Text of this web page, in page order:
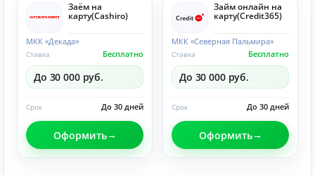
Заём на
карту(Cashiro)
МКК «Декада»
Бесплатно
Ставка
До 30 000 руб.
До 30 дней
Срок
Оформить
Займ онлайн на
карту(Credit365)
МКК «Северная Пальмира»
Бесплатно
Ставка
До 30 000 руб.
До 30 дней
Срок
Оформить